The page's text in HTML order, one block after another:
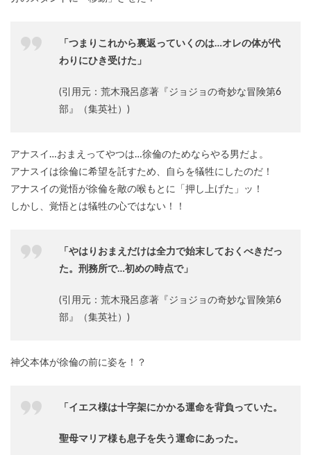
「つまりこれから裏返っていくのは…オレの体が代
わりにひき受けた」
(引用元：荒木飛呂彦著『ジョジョの奇妙な冒険第6
部』（集英社）)
アナスイ…おまえってやつは…徐倫のためならやる男だよ。
アナスイは徐倫に希望を託すため、自らを犠牲にしたのだ！
アナスイの覚悟が徐倫を敵の喉もとに「押し上げた」ッ！
しかし、覚悟とは犠牲の心ではない！！
「やはりおまえだけは全力で始末しておくべきだっ
た。刑務所で…初めの時点で」
(引用元：荒木飛呂彦著『ジョジョの奇妙な冒険第6
部』（集英社）)
神父本体が徐倫の前に姿を！？
「イエス様は十字架にかかる運命を背負っていた。
聖母マリア様も息子を失う運命にあった。